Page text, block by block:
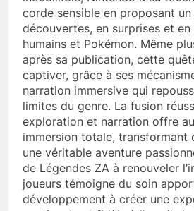
corde sensible en proposant
découvertes, en surprises et
humains et Pokémon. Même
après sa publication, cette
captiver, grâce à ses
narration immersive qui
limites du genre. La fusion
exploration et narration offre
immersion totale, transformant
une véritable aventure
de Légendes ZA à renouveler
joueurs témoigne du soin
développement à créer une